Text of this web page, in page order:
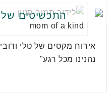
אירוח מקסים של טלי
נהנינו מכל רגע"